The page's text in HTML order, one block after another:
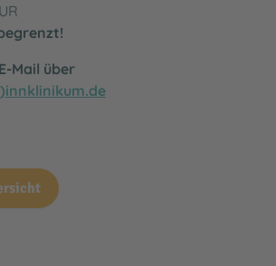
Mail über